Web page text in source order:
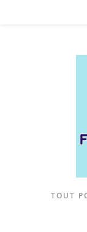
TOUT